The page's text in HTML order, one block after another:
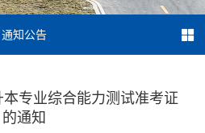
通知公告 
专业综合能力测试准考证
的通知